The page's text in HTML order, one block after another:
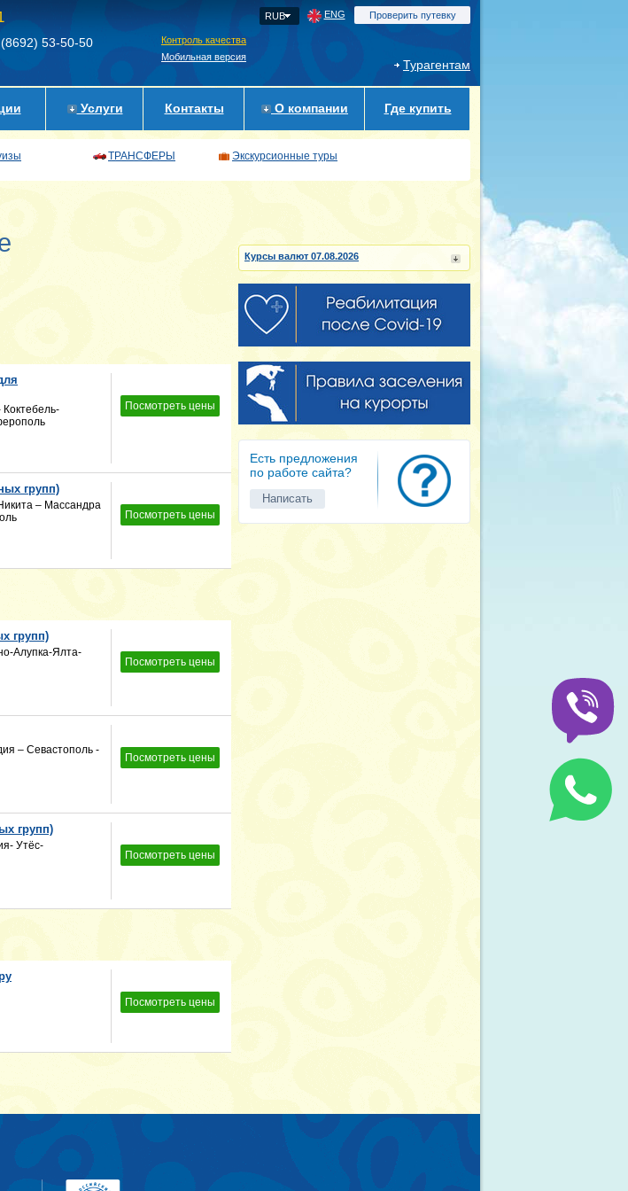
53-50-50
Контроль качества
Мобильная версия
RUB ENG Проверить путевку
Турагентам
Услуги Контакты О компании Где купить
ТРАНСФЕРЫ Экскурсионные туры
Посмотреть цены
групп)
– Массандра
Посмотреть цены
групп)
Алупка-Ялта-
Посмотреть цены
– Севастополь -
Посмотреть цены
групп)
Утёс-
Посмотреть цены
Посмотреть цены
Курсы валют 07.08.2026
Есть предложения
по работе сайта?
Написать